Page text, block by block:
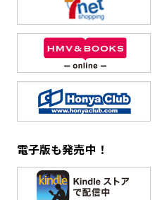
電子版も発売中！